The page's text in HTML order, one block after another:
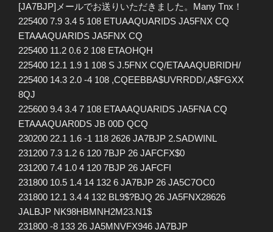
[JA7BJP]メールでお送りいただきました。Many Tnx！
225400 7.9 3.4 5 108 ETUAAQUARIDS JA5FNX CQ
ETAAAQUARIDS JA5FNX CQ
225400 11.2 0.6 2 108 ETAOHQH
225400 12.1 1.9 1 108 S J.5FNX CQ/ETAAAQUBRIDH/
225400 14.3 2.0 -4 108 ,CQEEBBA$UVRRDD/,A$FGXX
8QJ
225600 9.4 3.4 7 108 ETAAAQUARIDS JA5FNA CQ
ETAAAQUAR0DS JB 00D QCQ
230200 22.1 1.6 -1 118 2626 JA7BJP 2.SADWINL
231200 7.3 1.2 6 120 7BJP 26 JAFCFX$0
231200 7.4 1.0 4 120 7BJP 26 JAFCFI
231800 10.5 1.4 14 132 6 JA7BJP 26 JA5C7OC0
231800 12.1 3.4 4 132 BL9$?BJQ 26 JA5FNX28626
JALBJP NK98HBMNH2M23.N1$
231800 -8 133 26 JA5MNVFX946 JA7BJP